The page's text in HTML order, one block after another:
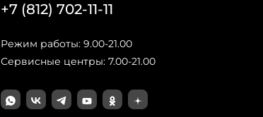
+7 (812) 702-11-11
Режим работы: 9.00-21.00
Сервисные центры: 7.00-21.00